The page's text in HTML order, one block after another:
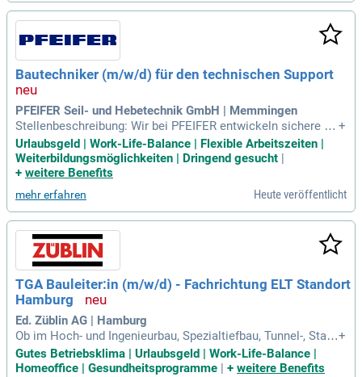
Bautechniker (m/w/d) für den technischen Support
PFEIFER Seil- und Hebetechnik GmbH | Memmingen
Stellenbeschreibung: Wir bei PFEIFER entwickeln sichere Ve
rbindungslösungen für die Bau-, Industrie- und Logistikbranc
he. Mit über 445 Jahren Erfahrung sowie Innovationsstärke
setzen wir Standards in der Seil-, Hebe- und Bautechnik.
+
Urlaubsgeld | Work-Life-Balance | Flexible Arbeitszeiten |
Weiterbildungsmöglichkeiten | Dringend gesucht |
+ weitere Benefits
mehr erfahren Heute veröffentlicht
TGA Bauleiter:in (m/w/d) - Fachrichtung ELT Standort
Hamburg
Ed. Züblin AG | Hamburg
Ob im Hoch- und Ingenieurbau, Spezialtiefbau, Tunnel-, Stahl
- und Holzbau, in der Bauwerkserhaltung oder Baulogistik –
wir denken Bauen weiter, um der innovativste und nachhaltig
+
Gutes Betriebsklima | Urlaubsgeld | Work-Life-Balance |
Homeoffice | Gesundheitsprogramme
+ weitere Benefits